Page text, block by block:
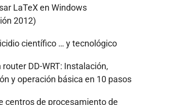
LaTeX en Windows
2012)
científico … y tecnológico
DD-WRT: Instalación,
y operación básica en 10 pasos
centros de procesamiento de